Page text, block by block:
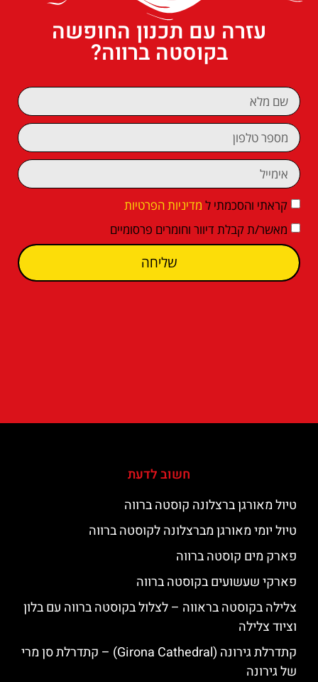
עזרה עם תכנון החופשה
בקוסטה ברווה?
קראתי והסכמתי ל מדיניות הפרטיות
מאשר/ת קבלת דיוור וחומרים פרסומיים
שליחה
חשוב לדעת
טיול מאורגן ברצלונה קוסטה ברווה
טיול יומי מאורגן מברצלונה לקוסטה ברווה
פארק מים קוסטה ברווה
פארקי שעשועים בקוסטה ברווה
צלילה בקוסטה בראווה – לצלול בקוסטה ברווה עם בלון
וציוד צלילה
קתדרלת גירונה (Girona Cathedral) – קתדרלת סן מרי
של גירונה